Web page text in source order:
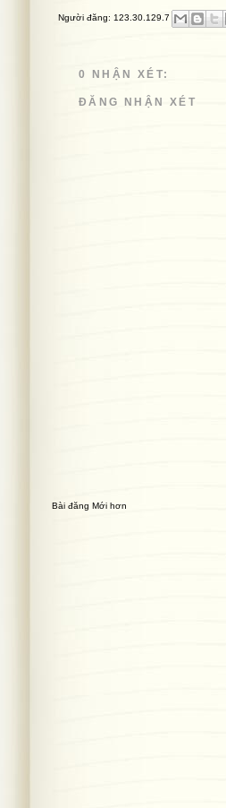
Người đăng: 123.30.129.7
0 NHẬN XÉT:
ĐĂNG NHẬN XÉT
Bài đăng Mới hơn